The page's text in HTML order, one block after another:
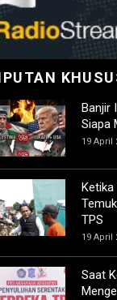
Banjir
Siapa
19 April
Ketika
TPS
19 April
Saat